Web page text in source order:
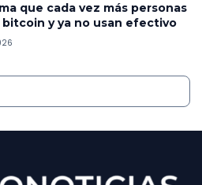
que cada vez más personas
bitcoin y ya no usan efectivo